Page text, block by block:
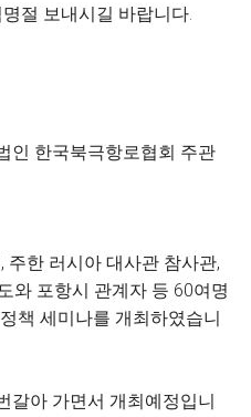
절 보내시길 바랍니다.
인 한국북극항로협회 주관
주한 러시아 대사관 참사관,
와 포항시 관계자 등 60여명
책 세미나를 개최하였습니
갈아 가면서 개최예정입니